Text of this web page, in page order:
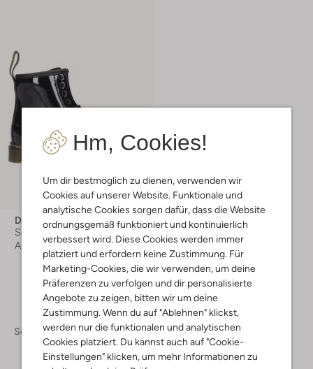
Hm, Cookies!
Um dir bestmöglich zu dienen, verwenden wir
Cookies auf unserer Website. Funktionale und
analytische Cookies sorgen dafür, dass die Website
ordnungsgemäß funktioniert und kontinuierlich
verbessert wird. Diese Cookies werden immer
platziert und erfordern keine Zustimmung. Für
Marketing-Cookies, die wir verwenden, um deine
Präferenzen zu verfolgen und dir personalisierte
Angebote zu zeigen, bitten wir um deine
Zustimmung. Wenn du auf "Ablehnen" klickst,
werden nur die funktionalen und analytischen
Cookies platziert. Du kannst auch auf "Cookie-
Einstellungen" klicken, um mehr Informationen zu
Dr Martens
Schnürboots
Ab
€ 79,99
Schuhe Kinderschuhe Kinderschuhe Mädchen